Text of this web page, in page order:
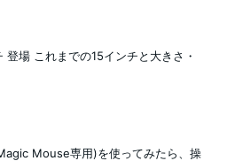
場 これまでの15インチと大きさ・
Mouse専用)を使ってみたら、操